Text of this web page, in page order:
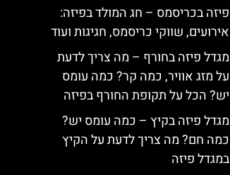
פיזה בכריסמס – חג המולד בפיזה:
אירועים, שווקי כריסמס, חגיגות ועוד
מגדל פיזה בחורף – מה צריך לדעת
על מזג אוויר, כמה קר? כמה עומס
יש? הכל על תקופת החורף בפיזה
מגדל פיזה בקיץ – כמה עומס יש?
כמה חם? מה צריך לדעת על הקיץ
במגדל פיזה